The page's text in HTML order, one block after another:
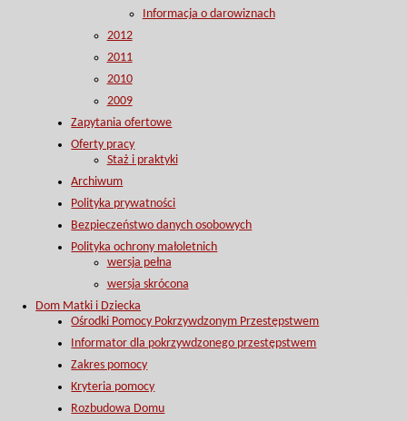
Informacja o darowiznach
2012
2011
2010
2009
Zapytania ofertowe
Oferty pracy
Staż i praktyki
Archiwum
Polityka prywatności
Bezpieczeństwo danych osobowych
Polityka ochrony małoletnich
wersja pełna
wersja skrócona
Dom Matki i Dziecka
Ośrodki Pomocy Pokrzywdzonym Przestępstwem
Informator dla pokrzywdzonego przestępstwem
Zakres pomocy
Kryteria pomocy
Rozbudowa Domu